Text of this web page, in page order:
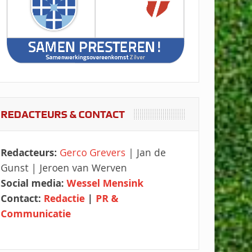
REDACTEURS & CONTACT
Redacteurs: Gerco Grevers | Jan de
Gunst | Jeroen van Werven
Social media: Wessel Mensink
Contact: Redactie| PR &
Communicatie